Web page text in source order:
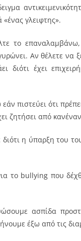
γλειφτης».
το επαναλαμβάνω,
Αν θέλετε να
διότι έχει
πιστεύει ότι
ζητήσει από
η ύπαρξη του
το bullying που
ασπίδα
έξω από τις